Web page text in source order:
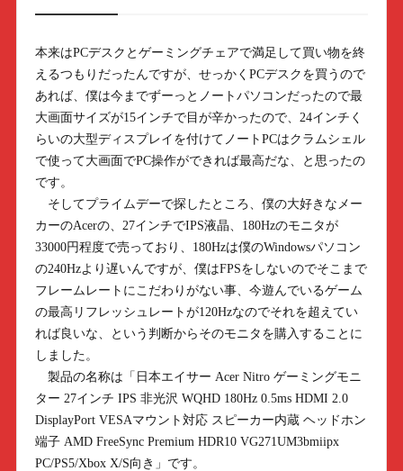
本来はPCデスクとゲーミングチェアで満足して買い物を終
えるつもりだったんですが、せっかくPCデスクを買うので
あれば、僕は今までずーっとノートパソコンだったので最
大画面サイズが15インチで目が辛かったので、24インチく
らいの大型ディスプレイを付けてノートPCはクラムシェル
で使って大画面でPC操作ができれば最高だな、と思ったの
です。
そしてプライムデーで探したところ、僕の大好きなメー
カーのAcerの、27インチでIPS液晶、180Hzのモニタが
33000円程度で売っており、180Hzは僕のWindowsパソコン
の240Hzより遅いんですが、僕はFPSをしないのでそこまで
フレームレートにこだわりがない事、今遊んでいるゲーム
の最高リフレッシュレートが120Hzなのでそれを超えてい
れば良いな、という判断からそのモニタを購入することに
しました。
製品の名称は「日本エイサー Acer Nitro ゲーミングモニ
ター 27インチ IPS 非光沢 WQHD 180Hz 0.5ms HDMI 2.0
DisplayPort VESAマウント対応 スピーカー内蔵 ヘッドホン
端子 AMD FreeSync Premium HDR10 VG271UM3bmiipx
PC/PS5/Xbox X/S向き」です。